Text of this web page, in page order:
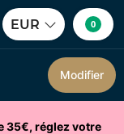
EUR 0
Modifier
35€, réglez votre